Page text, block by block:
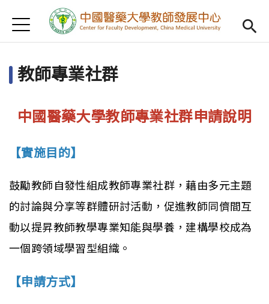
首頁
Open
認識我們
教學研習
教師專業社群
Open
重點宣導
Open
借用項目
AI專區
Jump to Navigation
Jump to Main content
教師專業社群
中國醫藥大學教師專業社群申請說明
【實施目的】
鼓勵教師自發性組成教師專業社群，藉由多元主題
的討論與分享等群體研討活動，促進教師同儕間互
動以提昇教師教學專業知能與學養，建構學校成為
一個跨領域學習型組織。
【申請方式】